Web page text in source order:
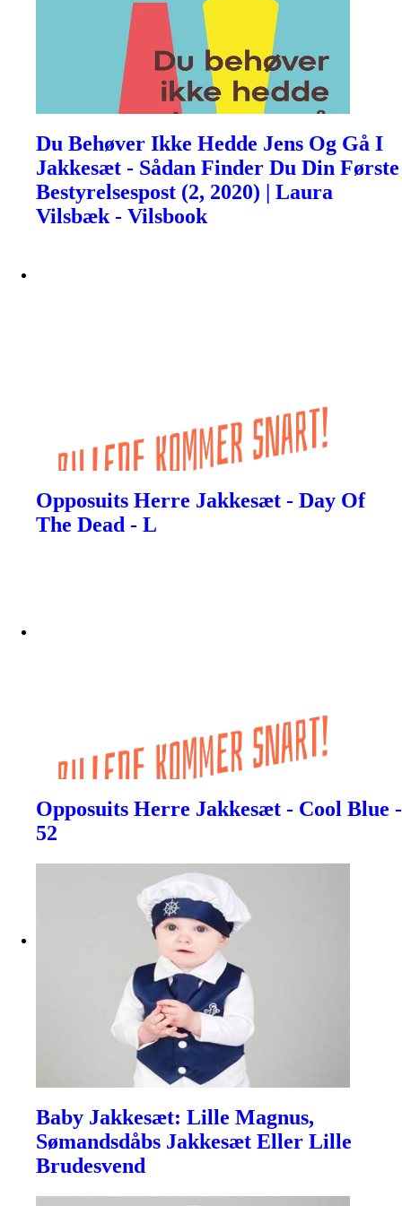
Du Behøver Ikke Hedde Jens Og Gå I
Jakkesæt - Sådan Finder Du Din Første
Bestyrelsespost (2, 2020) | Laura
Vilsbæk - Vilsbook
Opposuits Herre Jakkesæt - Day Of
The Dead - L
Opposuits Herre Jakkesæt - Cool Blue -
52
Baby Jakkesæt: Lille Magnus,
Sømandsdåbs Jakkesæt Eller Lille
Brudesvend